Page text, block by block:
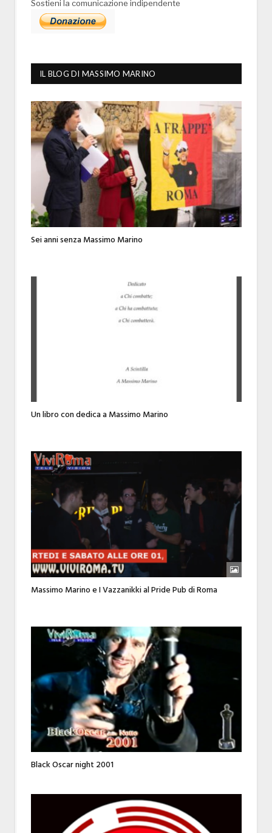
Sostieni la comunicazione indipendente
IL BLOG DI MASSIMO MARINO
Sei anni senza Massimo Marino
Un libro con dedica a Massimo Marino
Massimo Marino e I Vazzanikki al Pride Pub di Roma
Black Oscar night 2001